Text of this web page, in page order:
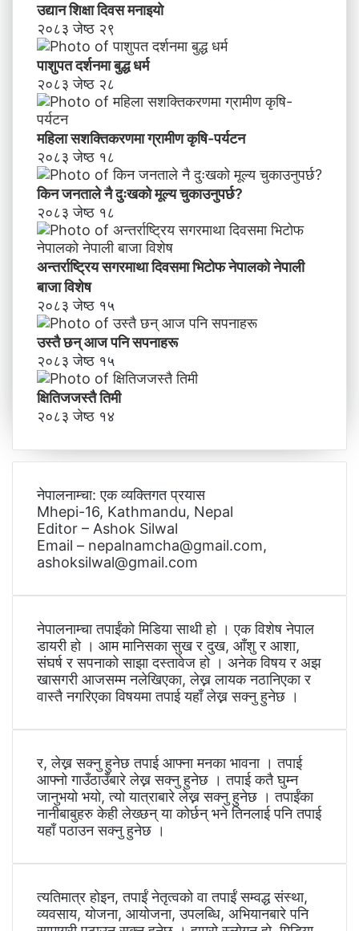
उद्यान शिक्षा दिवस मनाइयाे
२०८३ जेष्ठ २९
पाशुपत दर्शनमा बुद्ध धर्म​
२०८३ जेष्ठ २८
महिला सशक्तिकरणमा ग्रामीण कृषि-पर्यटन
२०८३ जेष्ठ १८
किन जनताले नै दुःखको मूल्य चुकाउनुपर्छ?
२०८३ जेष्ठ १८
अन्तर्राष्ट्रिय सगरमाथा दिवसमा भिटाेफ नेपालकाे नेपाली
बाजा विशेष
२०८३ जेष्ठ १५
उस्तै छन् आज पनि सपनाहरू
२०८३ जेष्ठ १५
क्षितिजजस्तै तिमी
२०८३ जेष्ठ १४
नेपालनाम्चा: एक व्यक्तिगत प्रयास
Mhepi-16, Kathmandu, Nepal
Editor – Ashok Silwal
Email – nepalnamcha@gmail.com,
ashoksilwal@gmail.com
नेपालनाम्चा तपाईंको मिडिया साथी हो । एक विशेष नेपाल
डायरी हो । आम मानिसका सुख र दुख, आँशु र आशा,
संघर्ष र सपनाको साझा दस्तावेज हो । अनेक विषय र अझ
खासगरी आजसम्म नलेखिएका, लेख्न लायक नठानिएका र
वास्तै नगरिएका विषयमा तपाई यहाँ लेख्न सक्नु हुनेछ ।
र, लेख्न सक्नु हुनेछ तपाई आफ्ना मनका भावना । तपाई
आफ्नो गाउँठाउँबारे लेख्न सक्नु हुनेछ । तपाई कतै घुम्न
जानुभयो भयो, त्यो यात्राबारे लेख्न सक्नु हुनेछ । तपाईंका
नानीबाबुहरु केही लेख्छन् या कोर्छन् भने तिनलाई पनि तपाई
यहाँ पठाउन सक्नु हुनेछ ।
त्यतिमात्र होइन, तपाईं नेतृत्वको वा तपाईं सम्वद्ध संस्था,
व्यवसाय, योजना, आयोजना, उपलब्धि, अभियानबारे पनि